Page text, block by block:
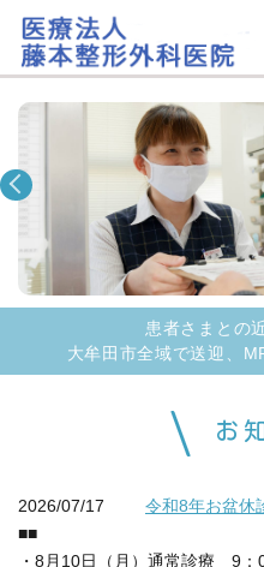
患者さまとの
大牟田市全域で送迎、
お
2026/07/17
令和8年お盆休
■■
・8月10日（月）通常診療 9：